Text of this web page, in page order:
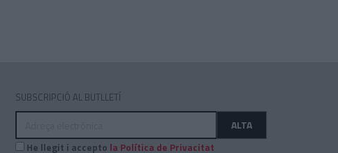
SUBSCRIPCIÓ AL BUTLLETÍ
Adreça
ALTA
He llegit i accepto la Política de Privacitat